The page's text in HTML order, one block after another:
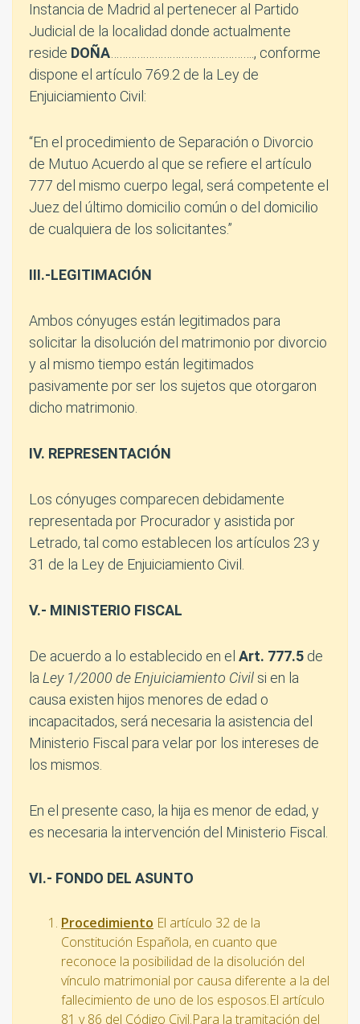
Instancia de Madrid al pertenecer al Partido
Judicial de la localidad donde actualmente
reside DOÑA …………………………………………., conforme
dispone el artículo 769.2 de la Ley de
Enjuiciamiento Civil:
“En el procedimiento de Separación o Divorcio
de Mutuo Acuerdo al que se refiere el artículo
777 del mismo cuerpo legal, será competente el
Juez del último domicilio común o del domicilio
de cualquiera de los solicitantes.”
III.-LEGITIMACIÓN
Ambos cónyuges están legitimados para
solicitar la disolución del matrimonio por divorcio
y al mismo tiempo están legitimados
pasivamente por ser los sujetos que otorgaron
dicho matrimonio.
IV. REPRESENTACIÓN
Los cónyuges comparecen debidamente
representada por Procurador y asistida por
Letrado, tal como establecen los artículos 23 y
31 de la Ley de Enjuiciamiento Civil.
V.- MINISTERIO FISCAL
De acuerdo a lo establecido en el Art. 777.5 de
la Ley 1/2000 de Enjuiciamiento Civil si en la
causa existen hijos menores de edad o
incapacitados, será necesaria la asistencia del
Ministerio Fiscal para velar por los intereses de
los mismos.
En el presente caso, la hija es menor de edad, y
es necesaria la intervención del Ministerio Fiscal.
VI.- FONDO DEL ASUNTO
Procedimiento El artículo 32 de la
Constitución Española, en cuanto que
reconoce la posibilidad de la disolución del
vínculo matrimonial por causa diferente a la del
fallecimiento de uno de los esposos.El artículo
81 y 86 del Código Civil.Para la tramitación del